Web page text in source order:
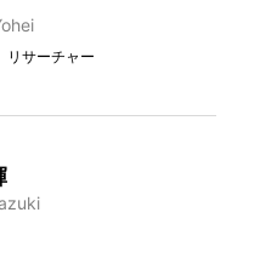
リサーチャー